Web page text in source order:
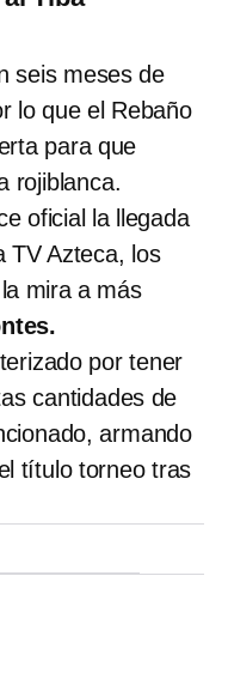
seis meses de
lo que el Rebaño
para que
rojiblanca.
oficial la llegada
TV Azteca, los
mira a más
por tener
cantidades de
armando
título torneo tras